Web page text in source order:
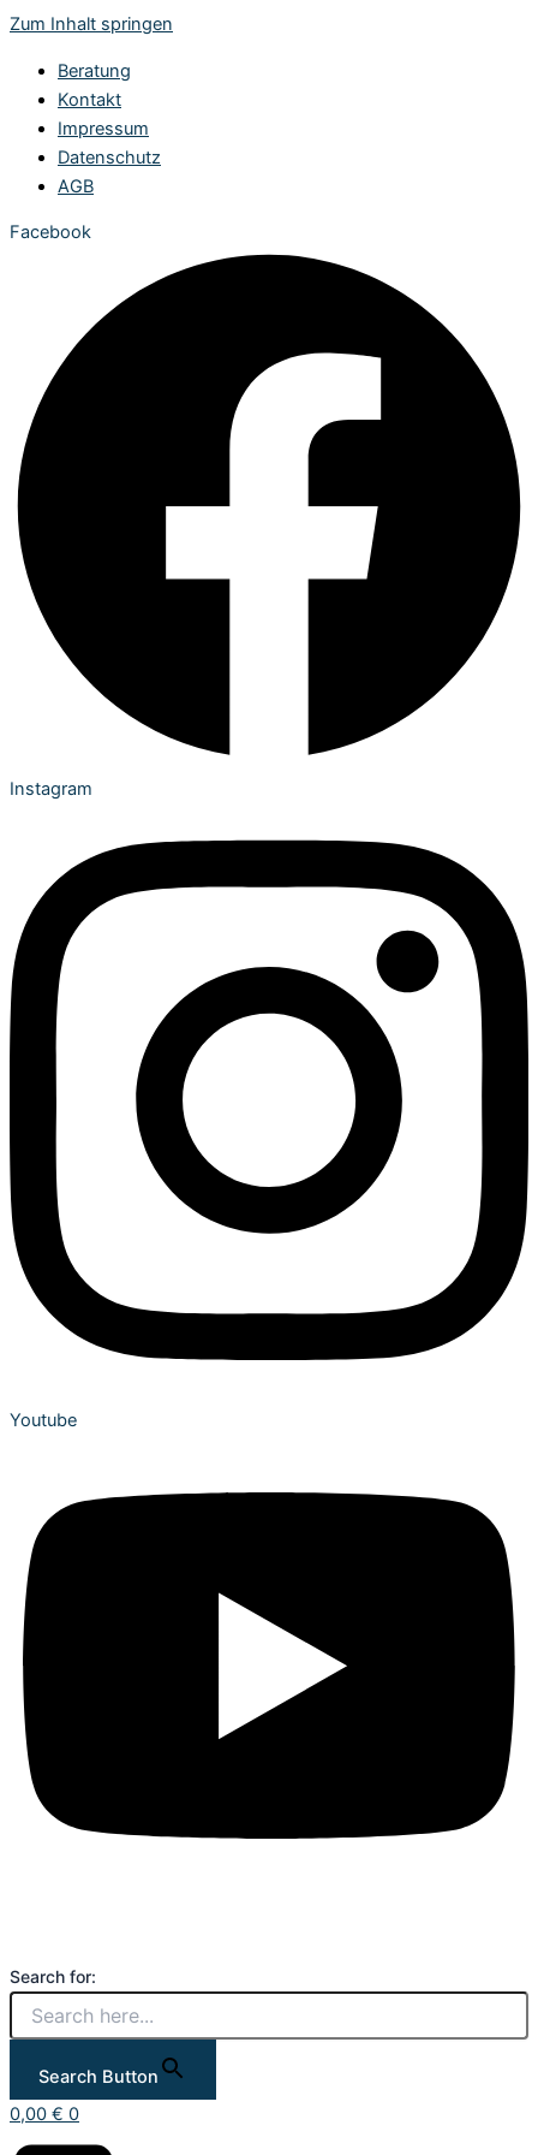
Zum Inhalt springen
Beratung
Kontakt
Impressum
Datenschutz
AGB
Facebook
Instagram
Youtube
Search for:
Search Button
0,00 € 0